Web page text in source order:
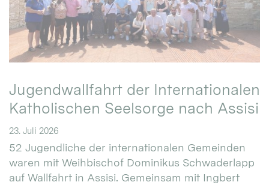
Jugendwallfahrt der Internationalen
Katholischen Seelsorge nach Assisi
23. Juli 2026
52 Jugendliche der internationalen Gemeinden
waren mit Weihbischof Dominikus Schwaderlapp
auf Wallfahrt in Assisi. Gemeinsam mit Ingbert